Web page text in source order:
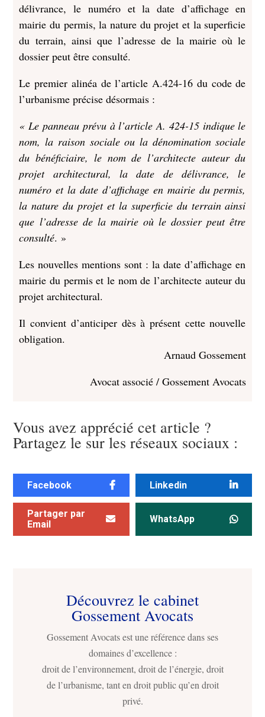
délivrance, le numéro et la date d’affichage en
mairie du permis, la nature du projet et la superficie
du terrain, ainsi que l’adresse de la mairie où le
dossier peut être consulté.
Le premier alinéa de l’article A.424-16 du code de
l’urbanisme précise désormais :
« Le panneau prévu à l’article A. 424-15 indique le
nom, la raison sociale ou la dénomination sociale
du bénéficiaire, le nom de l’architecte auteur du
projet architectural, la date de délivrance, le
numéro et la date d’affichage en mairie du permis,
la nature du projet et la superficie du terrain ainsi
que l’adresse de la mairie où le dossier peut être
consulté. »
Les nouvelles mentions sont : la date d’affichage en
mairie du permis et le nom de l’architecte auteur du
projet architectural.
Il convient d’anticiper dès à présent cette nouvelle
obligation.
Arnaud Gossement
Avocat associé / Gossement Avocats
Vous avez apprécié cet article ?
Partagez le sur les réseaux sociaux :
Facebook Linkedin
Partager par
Email
WhatsApp
Découvrez le cabinet
Gossement Avocats
Gossement Avocats est une référence dans ses
domaines d’excellence :
droit de l’environnement, droit de l’énergie, droit
de l’urbanisme, tant en droit public qu’en droit
privé.